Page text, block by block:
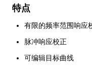
特点
有限的频率范围响应
脉冲响应校正
可编辑目标曲线